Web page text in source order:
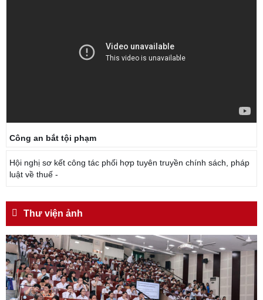
Công an bắt tội phạm
Hội nghị sơ kết công tác phối hợp tuyên truyền chính sách, pháp
luật về thuế -
Thư viện ảnh